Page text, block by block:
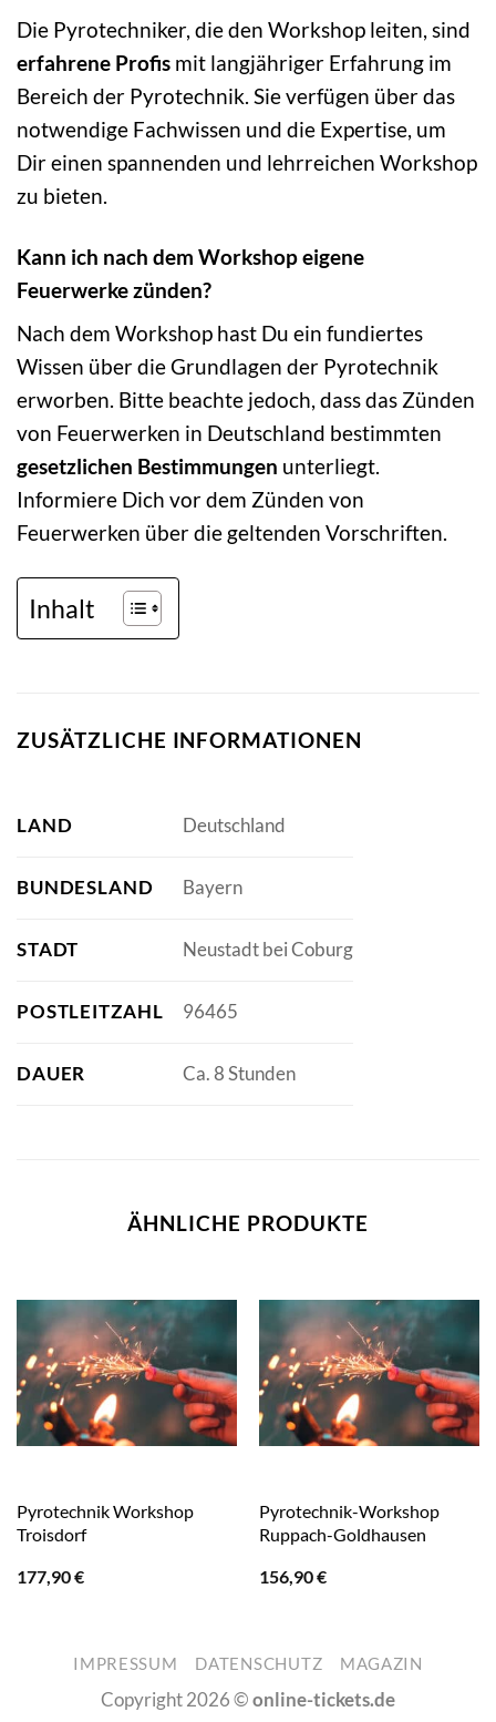
Die Pyrotechniker, die den Workshop leiten, sind
erfahrene Profis mit langjähriger Erfahrung im
Bereich der Pyrotechnik. Sie verfügen über das
notwendige Fachwissen und die Expertise, um
Dir einen spannenden und lehrreichen Workshop
zu bieten.
Kann ich nach dem Workshop eigene
Feuerwerke zünden?
Nach dem Workshop hast Du ein fundiertes
Wissen über die Grundlagen der Pyrotechnik
erworben. Bitte beachte jedoch, dass das Zünden
von Feuerwerken in Deutschland bestimmten
gesetzlichen Bestimmungen unterliegt.
Informiere Dich vor dem Zünden von
Feuerwerken über die geltenden Vorschriften.
Inhalt
ZUSÄTZLICHE INFORMATIONEN
LAND Deutschland
BUNDESLAND Bayern
STADT Neustadt bei Coburg
POSTLEITZAHL 96465
DAUER Ca. 8 Stunden
ÄHNLICHE PRODUKTE
Pyrotechnik Workshop
Troisdorf
177,90€
Pyrotechnik-Workshop
Ruppach-Goldhausen
156,90€
IMPRESSUM DATENSCHUTZ MAGAZIN
Copyright 2026 ©online-tickets.de